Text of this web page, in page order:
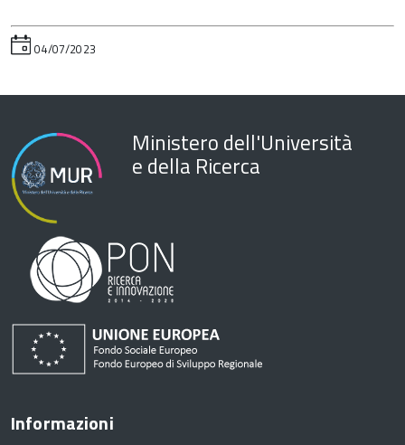
04/07/2023
Ministero dell'Università
e della Ricerca
Informazioni